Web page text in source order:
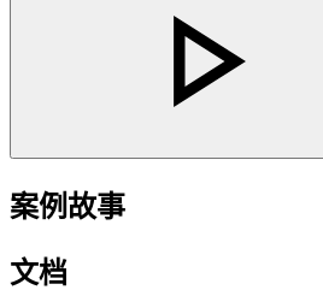
案例故事
文档